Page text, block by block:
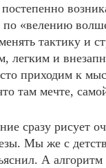
по «велению
тактику и
легким и
приходим к
там мечте,
сразу рисует
Мы же с
А алгоритм